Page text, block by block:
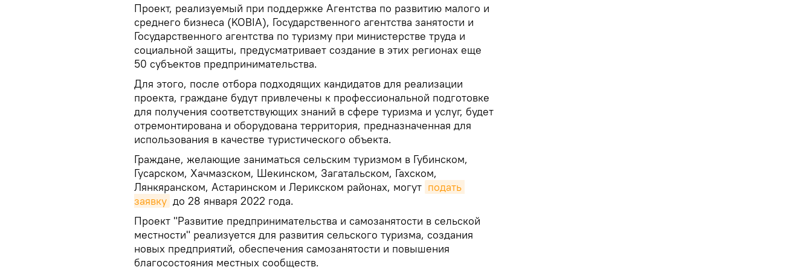
Проект, реализуемый при поддержке Агентства по развитию малого и
среднего бизнеса (KOBIA), Государственного агентства занятости и
Государственного агентства по туризму при министерстве труда и
социальной защиты, предусматривает создание в этих регионах еще
50 субъектов предпринимательства.
Для этого, после отбора подходящих кандидатов для реализации
проекта, граждане будут привлечены к профессиональной подготовке
для получения соответствующих знаний в сфере туризма и услуг, будет
отремонтирована и оборудована территория, предназначенная для
использования в качестве туристического объекта.
Граждане, желающие заниматься сельским туризмом в Губинском,
Гусарском, Хачмазском, Шекинском, Загатальском, Гахском,
Лянкяранском, Астаринском и Лерикском районах, могут подать
заявку до 28 января 2022 года.
Проект "Развитие предпринимательства и самозанятости в сельской
местности" реализуется для развития сельского туризма, создания
новых предприятий, обеспечения самозанятости и повышения
благосостояния местных сообществ.